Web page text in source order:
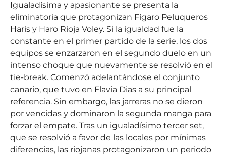
Igualadísima y apasionante se presenta la
eliminatoria que protagonizan Fígaro Peluqueros
Haris y Haro Rioja Voley. Si la igualdad fue la
constante en el primer partido de la serie, los dos
equipos se enzarzaron en el segundo duelo en un
intenso choque que nuevamente se resolvió en el
tie-break. Comenzó adelantándose el conjunto
canario, que tuvo en Flavia Dias a su principal
referencia. Sin embargo, las jarreras no se dieron
por vencidas y dominaron la segunda manga para
forzar el empate. Tras un igualadísimo tercer set,
que se resolvió a favor de las locales por mínimas
diferencias, las riojanas protagonizaron un periodo